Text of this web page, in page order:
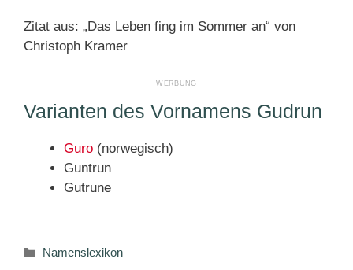
Zitat aus: „Das Leben fing im Sommer an“ von
Christoph Kramer
Varianten des Vornamens Gudrun
Guro (norwegisch)
Guntrun
Gutrune
Kategorien
Namenslexikon